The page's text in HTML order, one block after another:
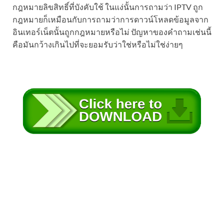
กฎหมายลิขสิทธิ์ที่บังคับใช้ ในแง่นั้นการถามว่า IPTV ถูก
กฎหมายก็เหมือนกับการถามว่าการดาวน์โหลดข้อมูลจาก
อินเทอร์เน็ตนั้นถูกกฎหมายหรือไม่ ปัญหาของคำถามเช่นนี้
คือมันกว้างเกินไปที่จะยอมรับว่าใช่หรือไม่ใช่ง่ายๆ